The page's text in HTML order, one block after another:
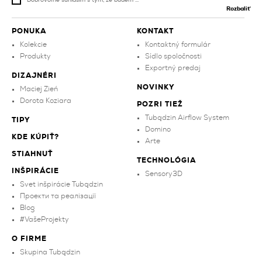
PONUKA
Kolekcie
Produkty
DIZAJNÉRI
Maciej Zień
Dorota Koziara
TIPY
KDE KÚPIŤ?
STIAHNUŤ
INŠPIRÁCIE
Svet inšpirácie Tubądzin
Проекти та реалізації
Blog
#VašeProjekty
O FIRME
Skupina Tubądzin
KONTAKT
Kontaktný formulár
Sídlo spoločnosti
Exportný predaj
NOVINKY
POZRI TIEŽ
Tubądzin Airflow System
Domino
Arte
TECHNOLÓGIA
Sensory3D
Rozbaliť